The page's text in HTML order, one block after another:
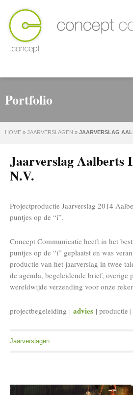
Portfolio
HOME » JAARVERSLAGEN » JAARVERSLAG
Jaarverslag Aalberts
N.V.
Projectproductie Jaarverslag 2014
puntjes op de “i”.
Concept Communicatie heeft in het
puntjes op de “i” geplaatst en was
productie van het jaarverslag in twee
de agenda, begeleidende brief, overige
wereldwijde verzending voor onze
projectbegeleiding | advies | productie
Jaarverslagen